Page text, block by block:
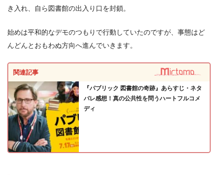
き入れ、自ら図書館の出入り口を封鎖。
始めは平和的なデモのつもりで行動していたのですが、事態はど
んどんとおもわぬ方向へ進んでいきます。
関連記事
『パブリック 図書館の奇跡』あらすじ・ネタ
バレ感想！真の公共性を問うハートフルコメ
ディ